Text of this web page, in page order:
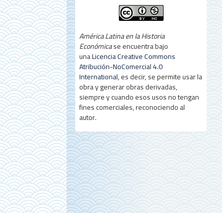
América Latina en la Historia
Económicase encuentra bajo
unaLicencia Creative Commons
Atribución-NoComercial 4.0
International, es decir, se permite usar la
obra y generar obras derivadas,
siempre y cuando esos usos no tengan
fines comerciales, reconociendo al
autor.